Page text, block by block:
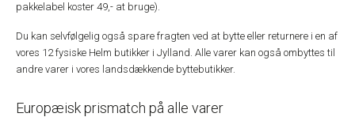
pakkelabel koster 49,- at bruge).
Du kan selvfølgelig også spare fragten ved at bytte eller returnere i en af
vores 12 fysiske Helm butikker i Jylland. Alle varer kan også ombyttes til
andre varer i vores landsdækkende byttebutikker.
Europæisk prismatch på alle varer